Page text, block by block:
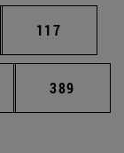
intermedias
Página
117
intermedias
Página
389